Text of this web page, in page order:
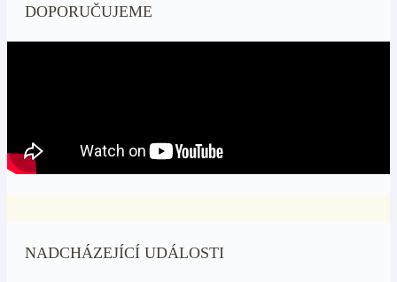
DOPORUČUJEME
NADCHÁZEJÍCÍ UDÁLOSTI